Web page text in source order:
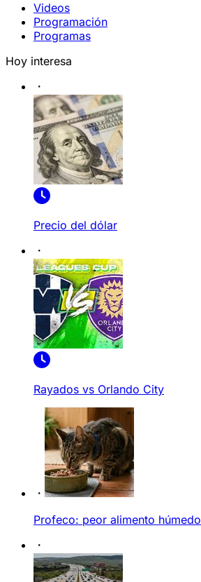
Videos
Programación
Programas
Hoy interesa
Precio del dólar
Rayados vs Orlando City
Profeco: peor alimento húmedo